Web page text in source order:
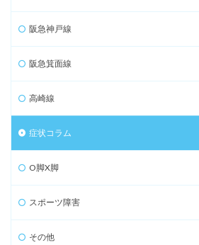
阪急神戸線
阪急箕面線
高崎線
症状コラム
O脚X脚
スポーツ障害
その他